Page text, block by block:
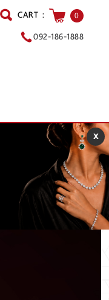
CART : 0
092-186-1888